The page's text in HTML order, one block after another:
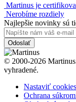
Martinus je
Nerobíme rozdiely
Najlepšie novinky sú
Odoslať
© 2000-2026
vyhradené.
Nastaviť cookies
Ochrana